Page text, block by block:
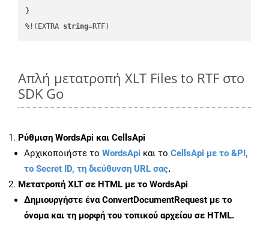
}
%!(EXTRA string=RTF)
Απλή μετατροπή XLT Files to RTF στο
SDK Go
Ρύθμιση WordsApi και CellsApi
Αρχικοποιήστε το WordsApi και το CellsApi με το &PI,
το Secret ID, τη διεύθυνση URL σας.
Μετατροπή XLT σε HTML με το WordsApi
Δημιουργήστε έναConvertDocumentRequest με το
όνομα και τη μορφή του τοπικού αρχείου σε HTML.